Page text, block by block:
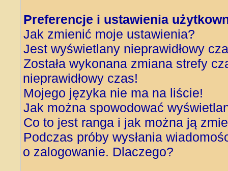
Preferencje i ustawienia
Jak zmienić moje ustawienia?
Jest wyświetlany nieprawidłowy
Została wykonana zmiana strefy
nieprawidłowy czas!
Mojego języka nie ma na liście!
Jak można spowodować
Co to jest ranga i jak można ją
Podczas próby wysłania
o zalogowanie. Dlaczego?